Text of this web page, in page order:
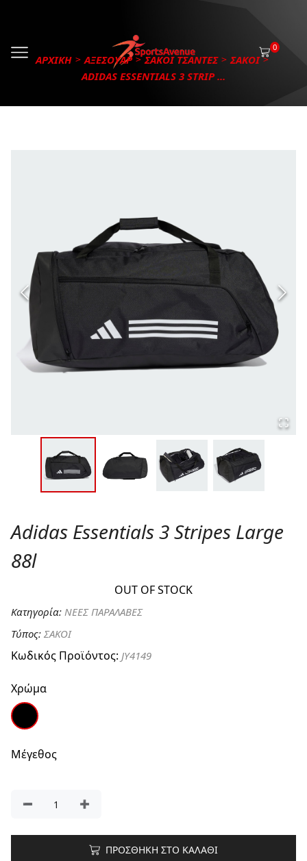
0
ΑΡΧΙΚΗ ΑΞΕΣΟΥΑΡ ΣΑΚΟΙ ΤΣΑΝΤΕΣ
ΣΑΚΟΙ
ADIDAS ESSENTIALS 3 STRIP ...
Adidas Essentials 3 Stripes Large
88l
OUT OF STOCK
Κατηγορία: ΝΕΕΣ ΠΑΡΑΛΑΒΕΣ
Τύπος: ΣΑΚΟΙ
Κωδικός Προϊόντος: JY4149
Χρώμα
Μέγεθος
ΠΡΟΣΘΗΚΗ ΣΤΟ ΚΑΛΑΘΙ